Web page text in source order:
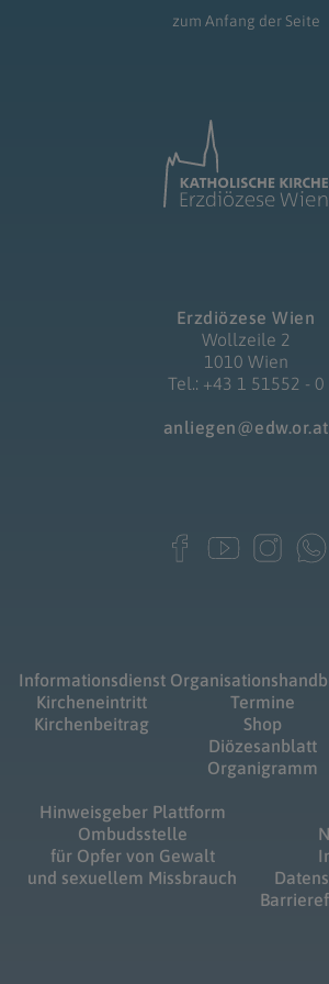
zum Anfang der Seite
Erzdiözese Wien
Wollzeile 2
1010 Wien
Tel.: +43 1 51552 - 0
anliegen@edw.or.at
Informationsdienst
Kircheneintritt
Kirchenbeitrag
Termine
Shop
Diözesanblatt
Organigramm
Hinweisgeber Plattform
Ombudsstelle
für Opfer von Gewalt
und sexuellem Missbrauch